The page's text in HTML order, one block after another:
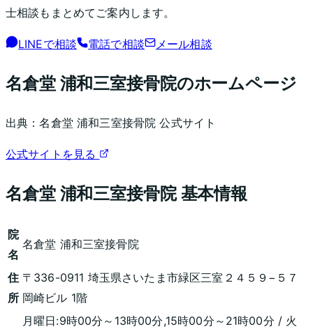
士相談もまとめてご案内します。
LINEで相談 電話で相談 メール相談
名倉堂 浦和三室接骨院のホームページ
出典：名倉堂 浦和三室接骨院 公式サイト
公式サイトを見る
名倉堂 浦和三室接骨院基本情報
院
名
名倉堂 浦和三室接骨院
住
所
〒336-0911 埼玉県さいたま市緑区三室２４５９−５７
岡崎ビル 1階
月曜日:9時00分～13時00分,15時00分～21時00分 / 火